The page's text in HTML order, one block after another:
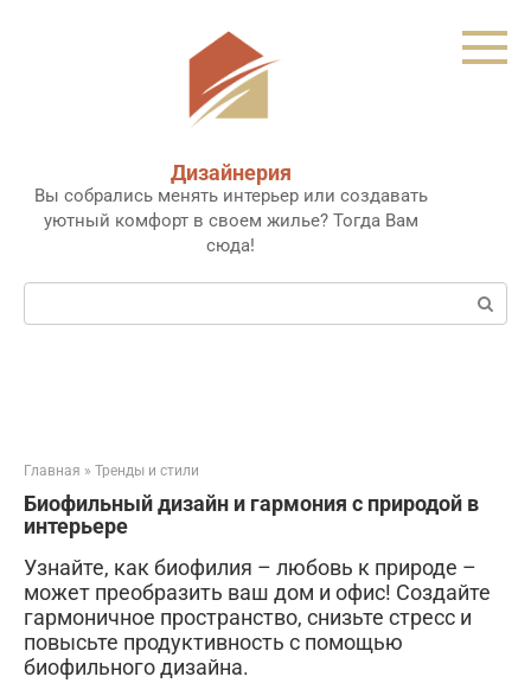
Дизайнерия
Вы собрались менять интерьер или создавать
уютный комфорт в своем жилье? Тогда Вам
сюда!
Поиск:
Главная » Тренды и стили
Биофильный дизайн и гармония с природой в
интерьере
Узнайте, как биофилия – любовь к природе –
может преобразить ваш дом и офис! Создайте
гармоничное пространство, снизьте стресс и
повысьте продуктивность с помощью
биофильного дизайна.